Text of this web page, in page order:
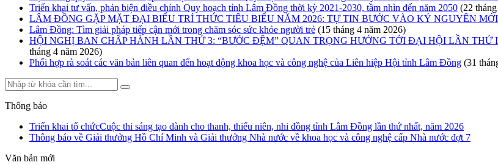
Triển khai tư vấn, phản biện điều chỉnh Quy hoạch tỉnh Lâm Đồng thời kỳ 2021-2030, tầm nhìn đến năm 2050 (22
LÂM ĐỒNG GẶP MẶT ĐẠI BIỂU TRÍ THỨC TIÊU BIỂU NĂM 2026: TỰ TIN BƯỚC VÀO KỶ NGUYÊN
Lâm Đồng: Tìm giải pháp tiếp cận mới trong chăm sóc sức khỏe người trẻ (15 tháng 4 năm 2026)
HỘI NGHỊ BAN CHẤP HÀNH LẦN THỨ 3: “BƯỚC ĐỆM” QUAN TRỌNG HƯỚNG TỚI ĐẠI HỘI LẦN
tháng 4 năm 2026)
Phối hợp rà soát các văn bản liên quan đến hoạt động khoa học và công nghệ của Liên hiệp Hội tỉnh Lâm Đồng (31
Thông báo
Triển khai tổ chứcCuộc thi sáng tạo dành cho thanh, thiếu niên, nhi đồng tỉnh Lâm Đồng lần thứ nhất, năm 2026
Thông báo về Giải thưởng Hồ Chí Minh và Giải thưởng Nhà nước về khoa học và công nghệ cấp Nhà nước đợt 7
Văn bản mới